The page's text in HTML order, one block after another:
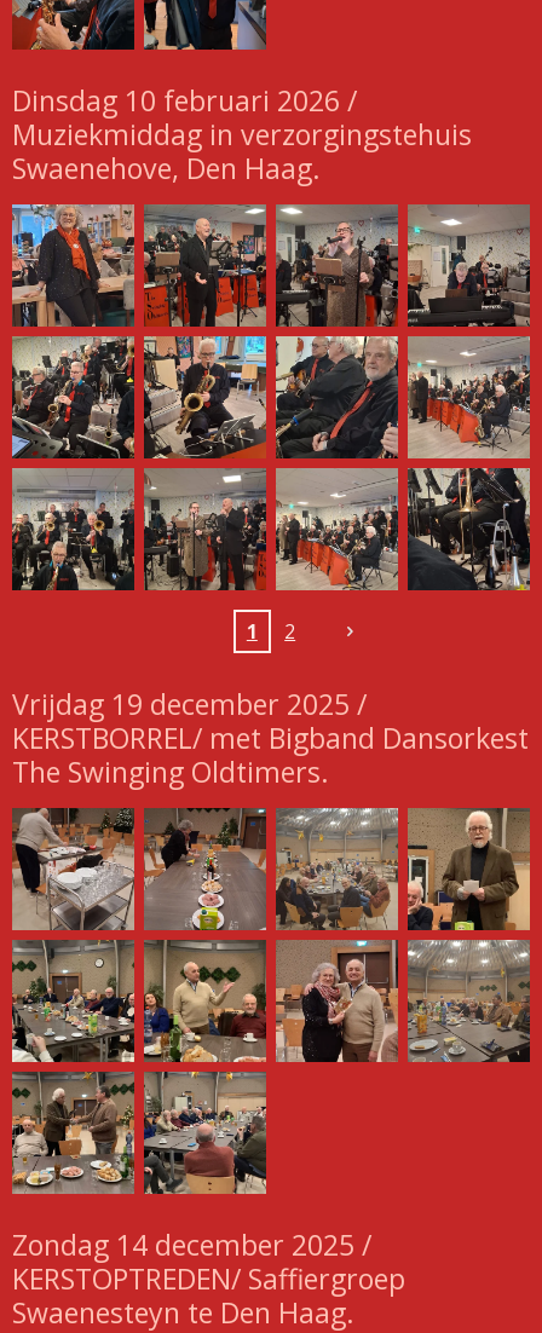
Dinsdag 10 februari 2026 /
Muziekmiddag in verzorgingstehuis
Swaenehove, Den Haag.
1 2
Vrijdag 19 december 2025 /
KERSTBORREL/ met Bigband Dansorkest
The Swinging Oldtimers.
Zondag 14 december 2025 /
KERSTOPTREDEN/ Saffiergroep
Swaenesteyn te Den Haag.